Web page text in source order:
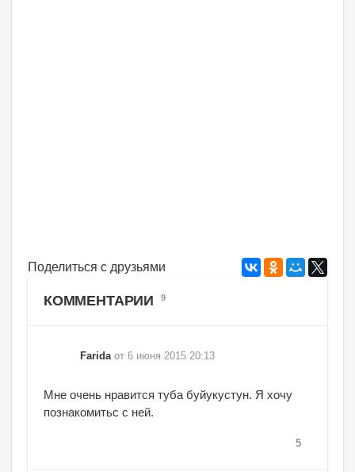
Поделиться с друзьями
КОММЕНТАРИИ 9
Farida от 6 июня 2015 20:13
5
Мне очень нравится туба буйукустун. Я хочу
познакомитьс с ней.